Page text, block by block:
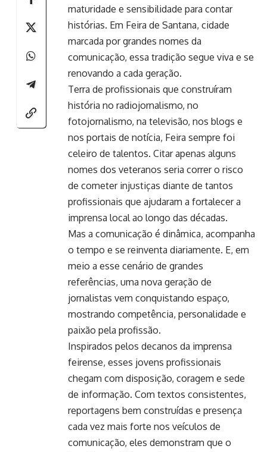
maturidade e sensibilidade para contar
histórias. Em Feira de Santana, cidade
marcada por grandes nomes da
comunicação, essa tradição segue viva e se
renovando a cada geração.
Terra de profissionais que construíram
história no radiojornalismo, no
fotojornalismo, na televisão, nos blogs e
nos portais de notícia, Feira sempre foi
celeiro de talentos. Citar apenas alguns
nomes dos veteranos seria correr o risco
de cometer injustiças diante de tantos
profissionais que ajudaram a fortalecer a
imprensa local ao longo das décadas.
Mas a comunicação é dinâmica, acompanha
o tempo e se reinventa diariamente. E, em
meio a esse cenário de grandes
referências, uma nova geração de
jornalistas vem conquistando espaço,
mostrando competência, personalidade e
paixão pela profissão.
Inspirados pelos decanos da imprensa
feirense, esses jovens profissionais
chegam com disposição, coragem e sede
de informação. Com textos consistentes,
reportagens bem construídas e presença
cada vez mais forte nos veículos de
comunicação, eles demonstram que o